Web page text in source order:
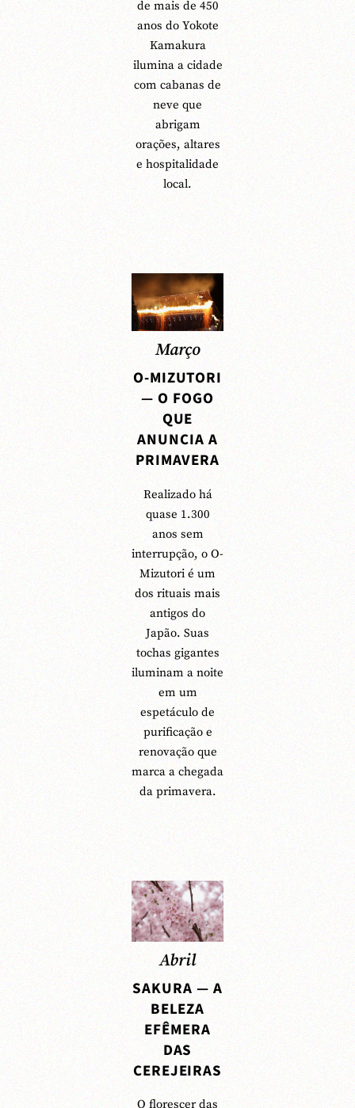
de mais de 450
anos do Yokote
Kamakura
ilumina a cidade
com cabanas de
neve que
abrigam
orações, altares
e hospitalidade
local.
Março
O-MIZUTORI
— O FOGO
QUE
ANUNCIA A
PRIMAVERA
Realizado há
quase 1.300
anos sem
interrupção, o O-
Mizutori é um
dos rituais mais
antigos do
Japão. Suas
tochas gigantes
iluminam a noite
em um
espetáculo de
purificação e
renovação que
marca a chegada
da primavera.
Abril
SAKURA — A
BELEZA
EFÊMERA
DAS
CEREJEIRAS
O florescer das